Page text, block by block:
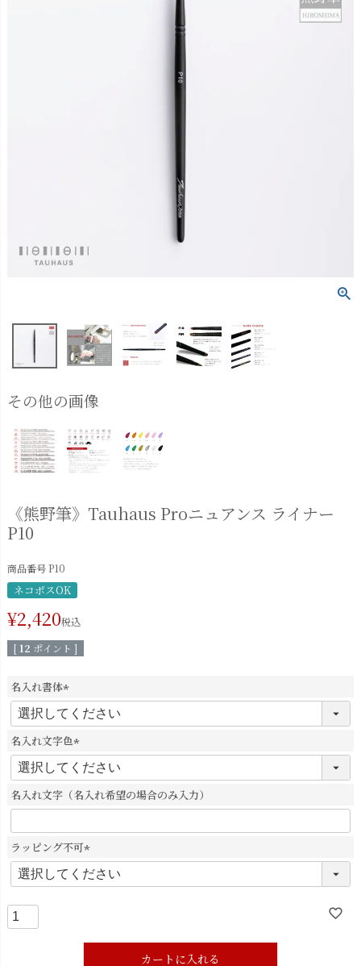
その他の画像
《熊野筆》Tauhaus Proニュアンス ライナー
P10
商品番号P10
ネコポスOK
¥2,420税込
[12 ポイント ]
名入れ書体
(
必
須
)
名入れ文字色
(
必
須
)
名入れ文字（名入れ希望の場合のみ入力）
ラッピング不可
(
必
カートに入れる